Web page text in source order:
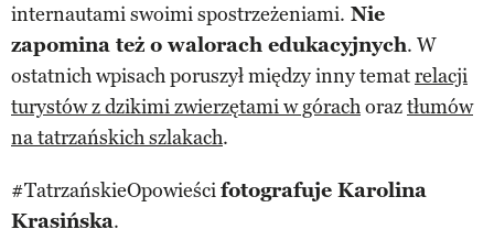
internautami swoimi spostrzeżeniami. Nie
zapomina też o walorach edukacyjnych. W
ostatnich wpisach poruszył między inny tematrelacji
turystów z dzikimi zwierzętami w górachoraztłumów
na tatrzańskich szlakach.
#TatrzańskieOpowieścifotografuje Karolina
Krasińska.